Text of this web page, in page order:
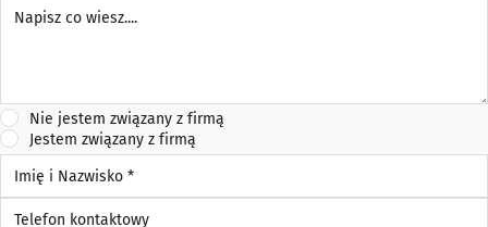
Nie jestem związany z firmą
Jestem związany z firmą